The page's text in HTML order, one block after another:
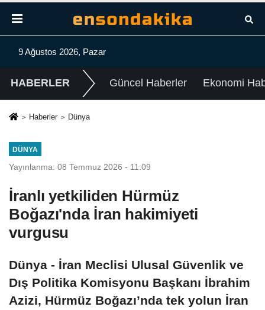
9 Ağustos 2026, Pazar
HABERLER Güncel Haberler Ekonomi
Haberler Dünya
DÜNYA
Yayınlanma: 08 Temmuz 2026 - 11:09
İranlı yetkiliden Hürmüz
Boğazı'nda İran hakimiyeti
vurgusu
Dünya - İran Meclisi Ulusal Güvenlik ve
Dış Politika Komisyonu Başkanı İbrahim
Azizi, Hürmüz Boğazı’nda tek yolun İran